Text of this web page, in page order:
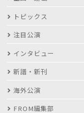
トピックス
注目公演
インタビュー
新譜・新刊
海外公演
FROM編集部